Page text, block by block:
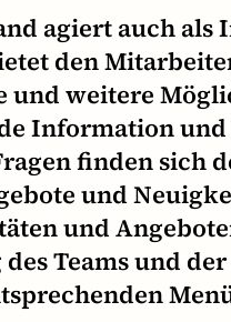
agiert auch als
den
und weitere
Information
finden sich
und
und
Teams und